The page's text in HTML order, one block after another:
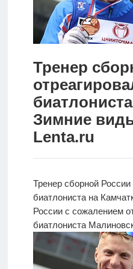
Новости
Родителям
нас
Версия для
слабовидящих
Тренер
Зимние
Lenta.ru
Тренер сборной России
биатлониста на
России с сожалением
биатлониста